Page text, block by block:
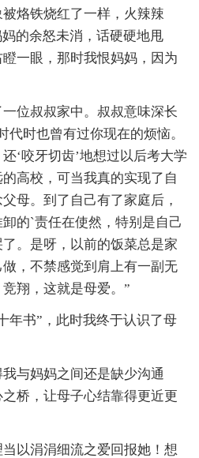
烙铁烧红了一样，火辣辣
的余怒未消，话硬硬地甩
一眼，那时我恨妈妈，因为
位叔叔家中。叔叔意味深长
代时也曾有过你现在的烦恼。
‘咬牙切齿’地想过以后考大学
高校，可当我真的实现了自
母。到了自己有了家庭后，
的`责任在使然，特别是自己
。是呀，以前的饭菜总是家
，不禁感觉到肩上有一副无
翔，这就是母爱。”
年书”，此时我终于认识了母
与妈妈之间还是缺少沟通
桥，让母子心结靠得更近更
以涓涓细流之爱回报她！想